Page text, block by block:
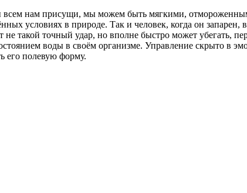
всем нам присущи, мы можем быть мягкими,
условиях в природе. Так и человек, когда он
такой точный удар, но вполне быстро может убегать,
воды в своём организме. Управление скрыто в
его полевую форму.